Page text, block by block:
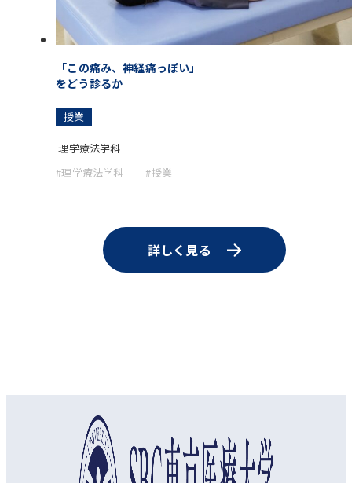
「この痛み、神経痛っぽい」
をどう診るか
授業
理学療法学科
#理学療法学科
#授業
詳しく見る